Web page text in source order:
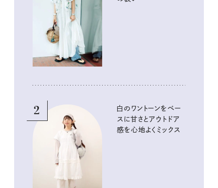
2
白のワントーンをベー
スに甘さとアウトドア
感を心地よくミックス